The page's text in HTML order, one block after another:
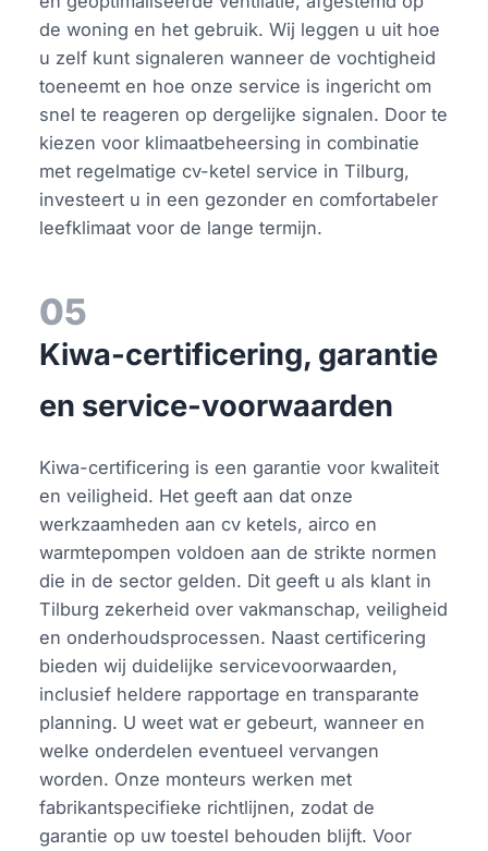
de woning en het gebruik. Wij leggen u uit hoe
u zelf kunt signaleren wanneer de vochtigheid
toeneemt en hoe onze service is ingericht om
snel te reageren op dergelijke signalen. Door te
kiezen voor klimaatbeheersing in combinatie
met regelmatige cv-ketel service in Tilburg,
investeert u in een gezonder en comfortabeler
leefklimaat voor de lange termijn.
05
Kiwa-certificering, garantie
en service-voorwaarden
Kiwa-certificering is een garantie voor kwaliteit
en veiligheid. Het geeft aan dat onze
werkzaamheden aan cv ketels, airco en
warmtepompen voldoen aan de strikte normen
die in de sector gelden. Dit geeft u als klant in
Tilburg zekerheid over vakmanschap, veiligheid
en onderhoudsprocessen. Naast certificering
bieden wij duidelijke servicevoorwaarden,
inclusief heldere rapportage en transparante
planning. U weet wat er gebeurt, wanneer en
welke onderdelen eventueel vervangen
worden. Onze monteurs werken met
fabrikantspecifieke richtlijnen, zodat de
garantie op uw toestel behouden blijft. Voor